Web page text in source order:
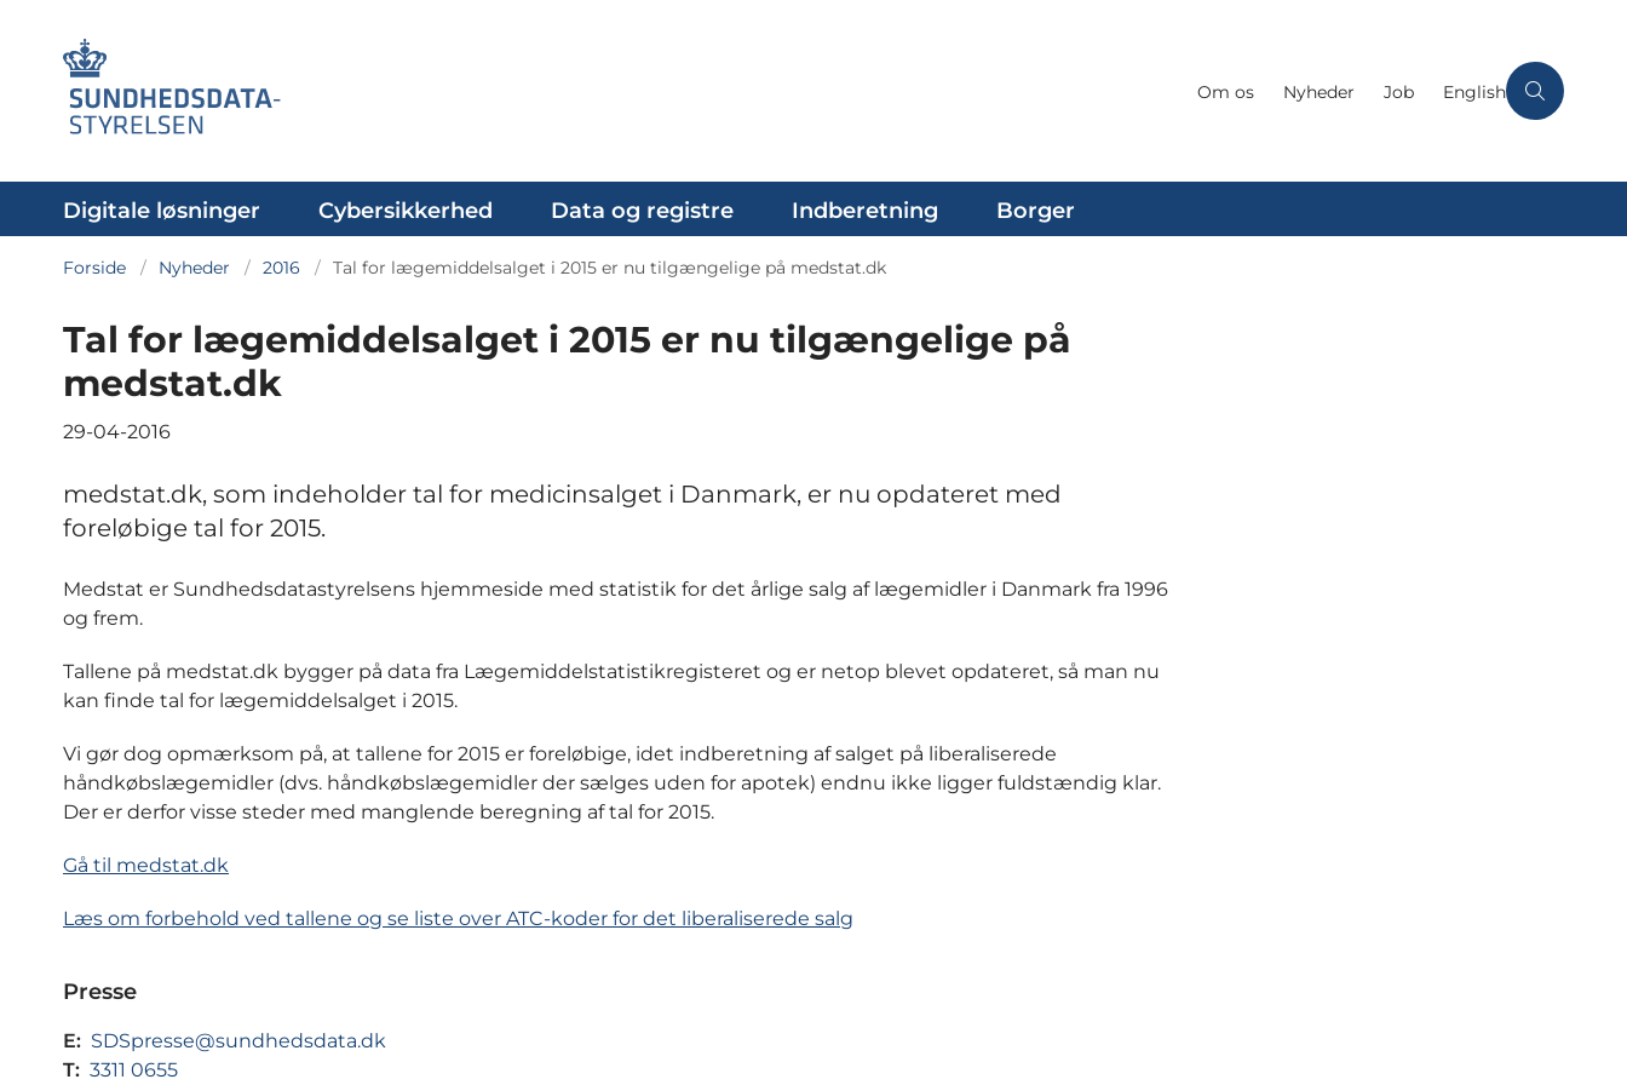
Om os Nyheder Job English
Digitale løsninger Cybersikkerhed Data og registre Indberetning Borger
Forside Nyheder 2016 Tal for lægemiddelsalget i 2015 er nu tilgængelige på medstat.dk
Tal for lægemiddelsalget i 2015 er nu tilgængelige på
medstat.dk
29-04-2016
medstat.dk, som indeholder tal for medicinsalget i Danmark, er nu opdateret med
foreløbige tal for 2015.
Medstat er Sundhedsdatastyrelsens hjemmeside med statistik for det årlige salg af lægemidler i Danmark fra 1996
og frem.
Tallene på medstat.dk bygger på data fra Lægemiddelstatistikregisteret og er netop blevet opdateret, så man nu
kan finde tal for lægemiddelsalget i 2015.
Vi gør dog opmærksom på, at tallene for 2015 er foreløbige, idet indberetning af salget på liberaliserede
håndkøbslægemidler (dvs. håndkøbslægemidler der sælges uden for apotek) endnu ikke ligger fuldstændig klar.
Der er derfor visse steder med manglende beregning af tal for 2015.
Gå til medstat.dk
Læs om forbehold ved tallene og se liste over ATC-koder for det liberaliserede salg
Presse
E: SDSpresse@sundhedsdata.dk
T: 3311 0655